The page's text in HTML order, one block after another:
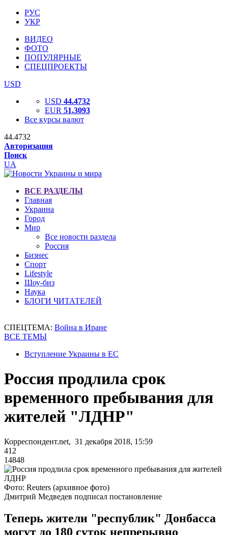
РУС
УКР
ВИДЕО
ФОТО
ПОПУЛЯРНЫЕ
СПЕЦПРОЕКТЫ
USD
USD 44.4732
EUR 51.3093
Все курсы валют
44.4732
Авторизация
Поиск
UA
ВСЕ РАЗДЕЛЫ
Главная
Украина
Город
Мир
Все новости раздела
Россия
Бизнес
Спорт
Lifestyle
Шоу-биз
Наука
БЛОГИ ЧИТАТЕЛЕЙ
СПЕЦТЕМА: Война в Иране
ВСЕ ТЕМЫ
Вступление Украины в ЕС
Россия продлила срок
временного пребывания для
жителей "ЛДНР"
Корреспондент.net, 31 декабря 2018, 15:59
412
14848
Фото: Reuters (архивное фото)
Дмитрий Медведев подписал постановление
Теперь жители "республик" Донбасса
могут до 180 суток непрерывно